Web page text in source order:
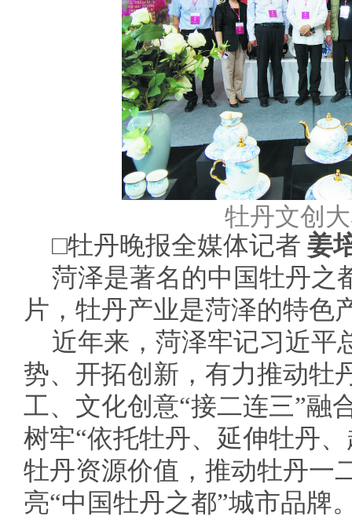
牡丹文创
□牡丹晚报全媒体记者 姜
菏泽是著名的中国牡丹之
片，牡丹产业是菏泽的特色
近年来，菏泽牢记习近平
势、开拓创新，有力推动牡
工、文化创意“接二连三”融
树牢“依托牡丹、延伸牡丹
牡丹资源价值，推动牡丹一
亮“中国牡丹之都”城市品牌